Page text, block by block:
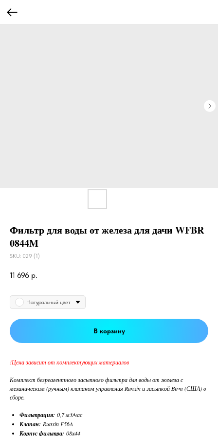
Фильтр для воды от железа для дачи WFBR
0844M
SKU: 029 (1)
11 696 р.
Натуральный цвет
В корзину
!Цена зависит от комплектующих материалов
Комплект безреагентного засыпного фильтра для воды от железа с
механическим (ручным) клапаном управления Runxin и засыпкой Birm (США) в
сборе.
Фильтрация: 0,7 м3/час
Клапан: Runxin F56A
Корпус фильтра: 08х44